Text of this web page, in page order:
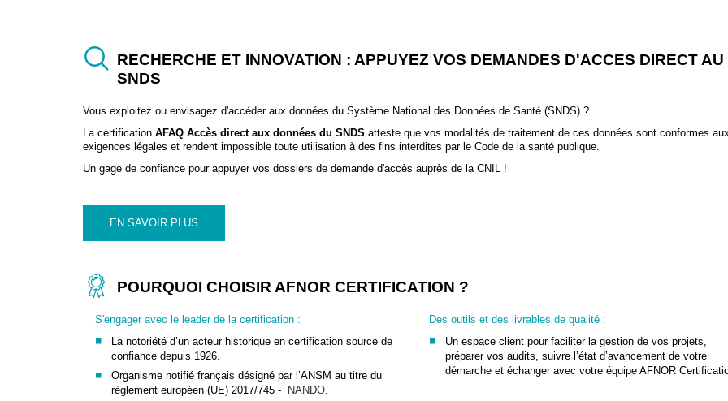
RECHERCHE ET INNOVATION : APPUYEZ VOS DEMANDES D'ACCES DIRECT AU
SNDS
Vous exploitez ou envisagez d'accéder aux données du Système National des Données de Santé (SNDS) ?
La certification AFAQ Accès direct aux données du SNDS atteste que vos modalités de traitement de ces données sont conformes
exigences légales et rendent impossible toute utilisation à des fins interdites par le Code de la santé publique.
Un gage de confiance pour appuyer vos dossiers de demande d'accès auprès de la CNIL !
EN SAVOIR PLUS
POURQUOI CHOISIR AFNOR CERTIFICATION ?
S'engager avec le leader de la certification :
La notoriété d’un acteur historique en certification source de
confiance depuis 1926.
Organisme notifié français désigné par l’ANSM au titre du
règlement européen (UE) 2017/745 -
NANDO.
Des outils et des livrables de qualité :
Un espace client pour faciliter la gestion de vos projets,
préparer vos audits, suivre l’état d’avancement de votre
démarche et échanger avec votre équipe AFNOR